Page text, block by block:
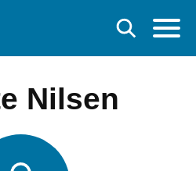
Nilsen